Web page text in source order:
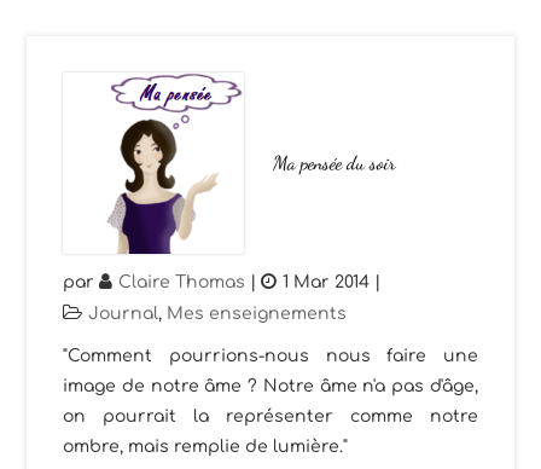
Ma pensée du soir
par Claire Thomas | 1 Mar 2014 |
Journal, Mes enseignements
"Comment pourrions-nous nous faire une
image de notre âme ? Notre âme n'a pas d'âge,
on pourrait la représenter comme notre
ombre, mais remplie de lumière."